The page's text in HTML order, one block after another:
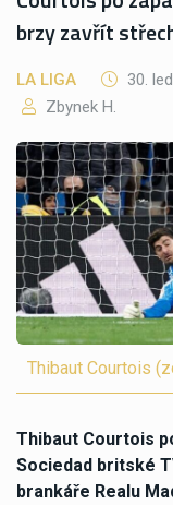
brzy zavřít
LA LIGA 30.
Zbynek H.
Thibaut Courtois
Thibaut Courtois
Sociedad britské
brankáře Realu